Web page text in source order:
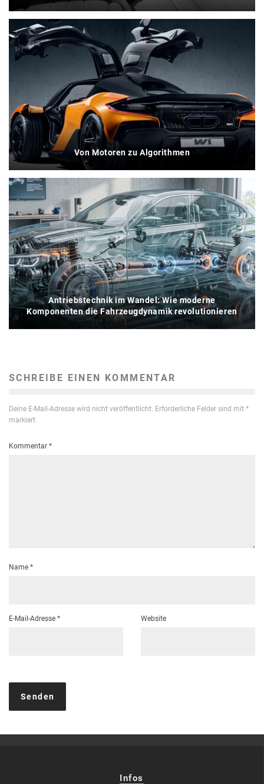
Von Motoren zu Algorithmen
Antriebstechnik im Wandel: Wie moderne
Komponenten die Fahrzeugdynamik revolutionieren
SCHREIBE EINEN KOMMENTAR
Deine E-Mail-Adresse wird nicht veröffentlicht. Erforderliche Felder sind mit *
markiert
Kommentar *
Name *
E-Mail-Adresse * Website
Infos